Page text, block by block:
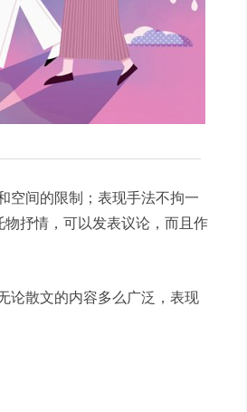
空间的限制；表现手法不拘一
抒情，可以发表议论，而且作
论散文的内容多么广泛，表现